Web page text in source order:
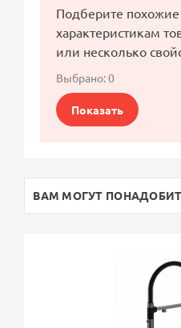
Подберите
характеристикам
или несколько
Выбрано:0
Показать
ВАМ МОГУТ